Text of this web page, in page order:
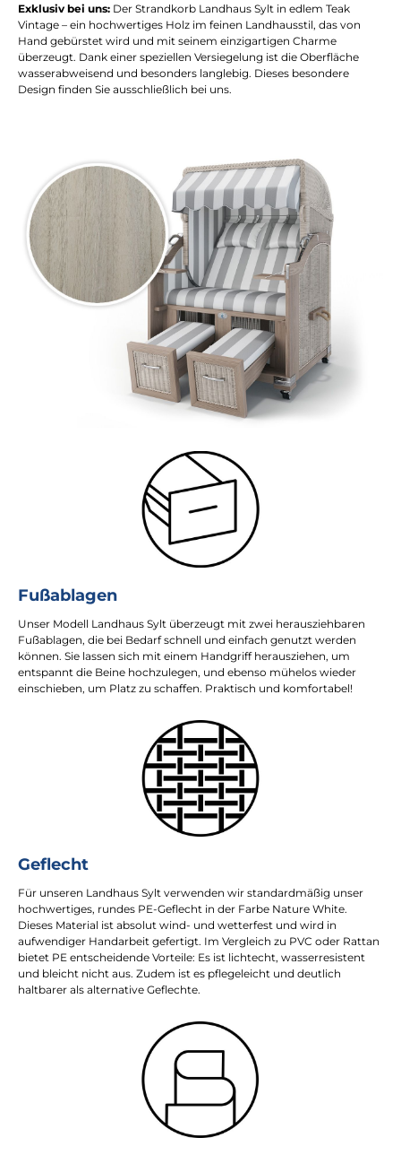
Exklusiv bei uns: Der Strandkorb Landhaus Sylt in edlem Teak
Vintage – ein hochwertiges Holz im feinen Landhausstil, das von
Hand gebürstet wird und mit seinem einzigartigen Charme
überzeugt. Dank einer speziellen Versiegelung ist die Oberfläche
wasserabweisend und besonders langlebig. Dieses besondere
Design finden Sie ausschließlich bei uns.
Fußablagen
Unser Modell Landhaus Sylt überzeugt mit zwei herausziehbaren
Fußablagen, die bei Bedarf schnell und einfach genutzt werden
können. Sie lassen sich mit einem Handgriff herausziehen, um
entspannt die Beine hochzulegen, und ebenso mühelos wieder
einschieben, um Platz zu schaffen. Praktisch und komfortabel!
Geflecht
Für unseren Landhaus Sylt verwenden wir standardmäßig unser
hochwertiges, rundes PE-Geflecht in der Farbe Nature White.
Dieses Material ist absolut wind- und wetterfest und wird in
aufwendiger Handarbeit gefertigt. Im Vergleich zu PVC oder Rattan
bietet PE entscheidende Vorteile: Es ist lichtecht, wasserresistent
und bleicht nicht aus. Zudem ist es pflegeleicht und deutlich
haltbarer als alternative Geflechte.